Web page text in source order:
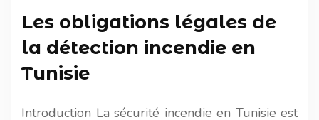
Les obligations légales de
la détection incendie en
Tunisie
Introduction La sécurité incendie en Tunisie est